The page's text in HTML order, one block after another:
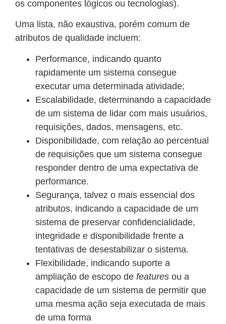
os componentes lógicos ou tecnologias).
Uma lista, não exaustiva, porém comum de
atributos de qualidade incluem:
Performance, indicando quanto
rapidamente um sistema consegue
executar uma determinada atividade;
Escalabilidade, determinando a capacidade
de um sistema de lidar com mais usuários,
requisições, dados, mensagens, etc.
Disponibilidade, com relação ao percentual
de requisições que um sistema consegue
responder dentro de uma expectativa de
performance.
Segurança, talvez o mais essencial dos
atributos, indicando a capacidade de um
sistema de preservar confidencialidade,
integridade e disponibilidade frente a
tentativas de desestabilizar o sistema.
Flexibilidade, indicando suporte a
ampliação de escopo de features ou a
capacidade de um sistema de permitir que
uma mesma ação seja executada de mais
de uma forma